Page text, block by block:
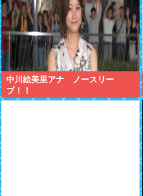
中川絵美里アナ ノースリー
ブ！！